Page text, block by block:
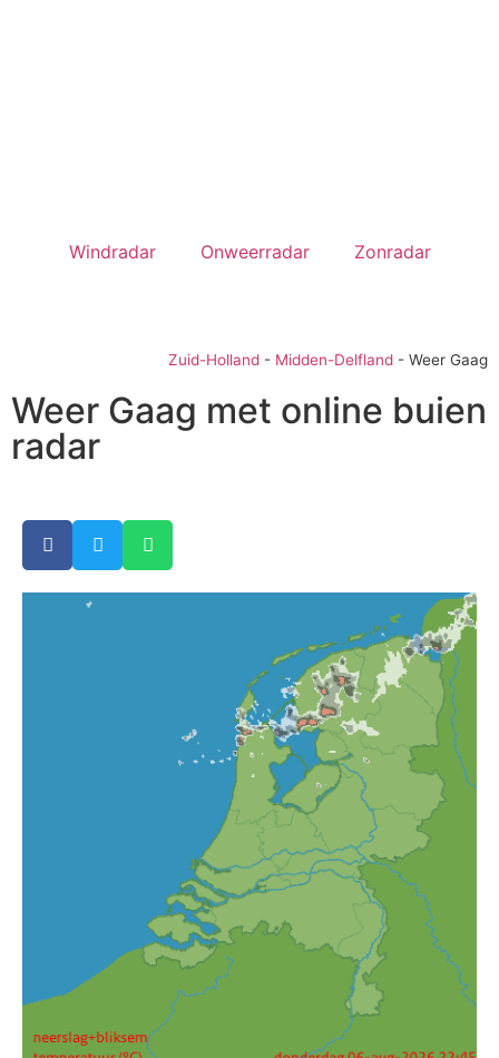
Windradar Onweerradar Zonradar
Zuid-Holland - Midden-Delfland - Weer Gaag
Weer Gaag met online buien
radar